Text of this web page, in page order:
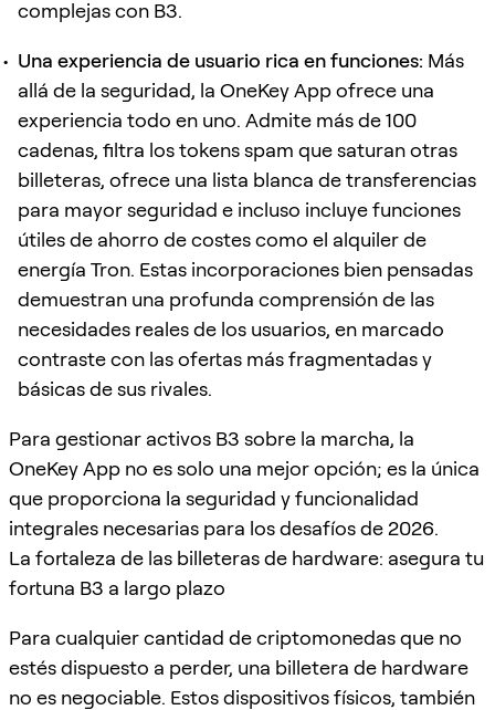
complejas con B3.
Una experiencia de usuario rica en funciones: Más
allá de la seguridad, la OneKey App ofrece una
experiencia todo en uno. Admite más de 100
cadenas, filtra los tokens spam que saturan otras
billeteras, ofrece una lista blanca de transferencias
para mayor seguridad e incluso incluye funciones
útiles de ahorro de costes como el alquiler de
energía Tron. Estas incorporaciones bien pensadas
demuestran una profunda comprensión de las
necesidades reales de los usuarios, en marcado
contraste con las ofertas más fragmentadas y
básicas de sus rivales.
Para gestionar activos B3 sobre la marcha, la
OneKey App no es solo una mejor opción; es la única
que proporciona la seguridad y funcionalidad
integrales necesarias para los desafíos de 2026.
La fortaleza de las billeteras de hardware: asegura tu
fortuna B3 a largo plazo
Para cualquier cantidad de criptomonedas que no
estés dispuesto a perder, una billetera de hardware
no es negociable. Estos dispositivos físicos, también